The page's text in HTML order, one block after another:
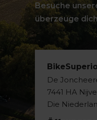
Besuche
überzeuge
De
7441 HA
Die